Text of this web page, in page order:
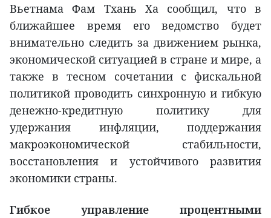
Вьетнама Фам Тхань Ха сообщил, что в
ближайшее время его ведомство будет
внимательно следить за движением рынка,
экономической ситуацией в стране и мире, а
также в тесном сочетании с фискальной
политикой проводить синхронную и гибкую
денежно-кредитную политику для
удержания инфляции, поддержания
макроэкономической стабильности,
восстановления и устойчивого развития
экономики страны.
Гибкое управление процентными